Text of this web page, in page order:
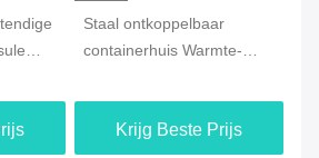
Beveiligingskantoor
Containerhuis,
modulaire containerhuis
Krijg Beste Prijs